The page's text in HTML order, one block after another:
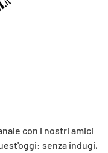
con i nostri amici
senza indugi,